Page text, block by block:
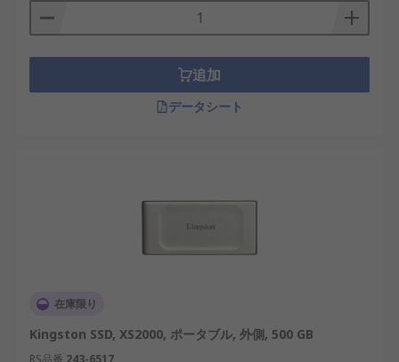
追加
データシート
在庫限り
Kingston SSD, XS2000, ポータブル, 外側, 500 GB
RS品番 243-6517